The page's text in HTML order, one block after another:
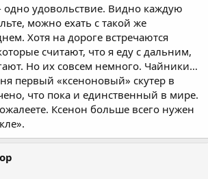
одно удовольствие. Видно каждую
можно ехать с такой же
Хотя на дороге встречаются
считают, что я еду с дальним,
Но их совсем немного. Чайники…
первый «ксеноновый» скутер в
что пока и единственный в мире.
Ксенон больше всего нужен